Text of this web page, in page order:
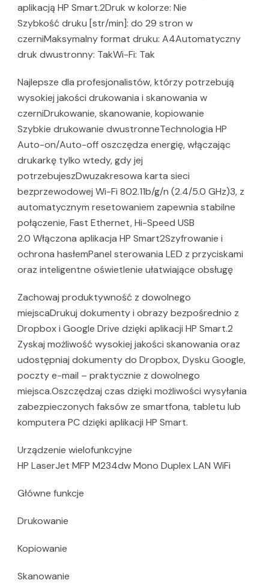
aplikacją HP Smart.2Druk w kolorze: Nie
Szybkość druku [str/min]: do 29 stron w
czerniMaksymalny format druku: A4Automatyczny
druk dwustronny: TakWi-Fi: Tak
Najlepsze dla profesjonalistów, którzy potrzebują
wysokiej jakości drukowania i skanowania w
czerniDrukowanie, skanowanie, kopiowanie
Szybkie drukowanie dwustronneTechnologia HP
Auto-on/Auto-off oszczędza energię, włączając
drukarkę tylko wtedy, gdy jej
potrzebujeszDwuzakresowa karta sieci
bezprzewodowej Wi-Fi 802.11b/g/n (2.4/5.0 GHz)3, z
automatycznym resetowaniem zapewnia stabilne
połączenie, Fast Ethernet, Hi-Speed USB
2.0 Włączona aplikacja HP Smart2Szyfrowanie i
ochrona hasłemPanel sterowania LED z przyciskami
oraz inteligentne oświetlenie ułatwiające obsługę
Zachowaj produktywność z dowolnego
miejscaDrukuj dokumenty i obrazy bezpośrednio z
Dropbox i Google Drive dzięki aplikacji HP Smart.2
Zyskaj możliwość wysokiej jakości skanowania oraz
udostępniaj dokumenty do Dropbox, Dysku Google,
poczty e-mail – praktycznie z dowolnego
miejsca.Oszczędzaj czas dzięki możliwości wysyłania
zabezpieczonych faksów ze smartfona, tabletu lub
komputera PC dzięki aplikacji HP Smart.
Urządzenie wielofunkcyjne
HP LaserJet MFP M234dw Mono Duplex LAN WiFi
Główne funkcje
Drukowanie
Kopiowanie
Skanowanie